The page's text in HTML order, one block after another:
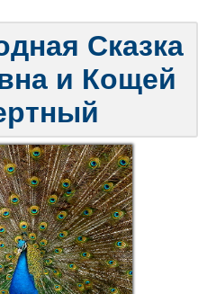
Сказка
и Кощей